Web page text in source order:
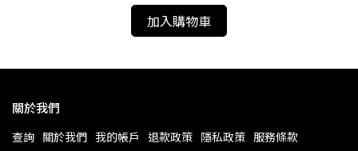
加入購物車
關於我們
查詢 關於我們 我的帳戶 退款政策 隱私政策 服務條款